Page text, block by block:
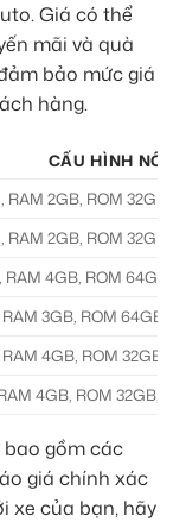
Giá có thể
mãi và quà
bảo mức giá
hàng.
CẤU HÌNH NỔI
RAM 2GB, ROM 32GB,
RAM 2GB, ROM 32GB,
RAM 4GB, ROM 64GB,
3GB, ROM 64GB,
4GB, ROM 32GB,
4GB, ROM 32GB,
gồm các
giá chính xác
xe của bạn, hãy